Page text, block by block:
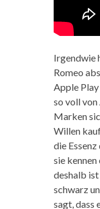
Irgendwie
Romeo
Apple
so voll
Marken
Willen
die
sie
deshalb ist
schwarz
sagt, dass